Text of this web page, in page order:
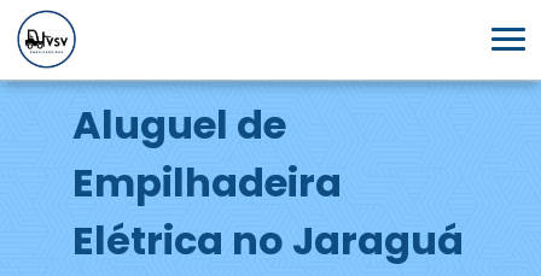
Aluguel de
Empilhadeira
Elétrica no Jaraguá